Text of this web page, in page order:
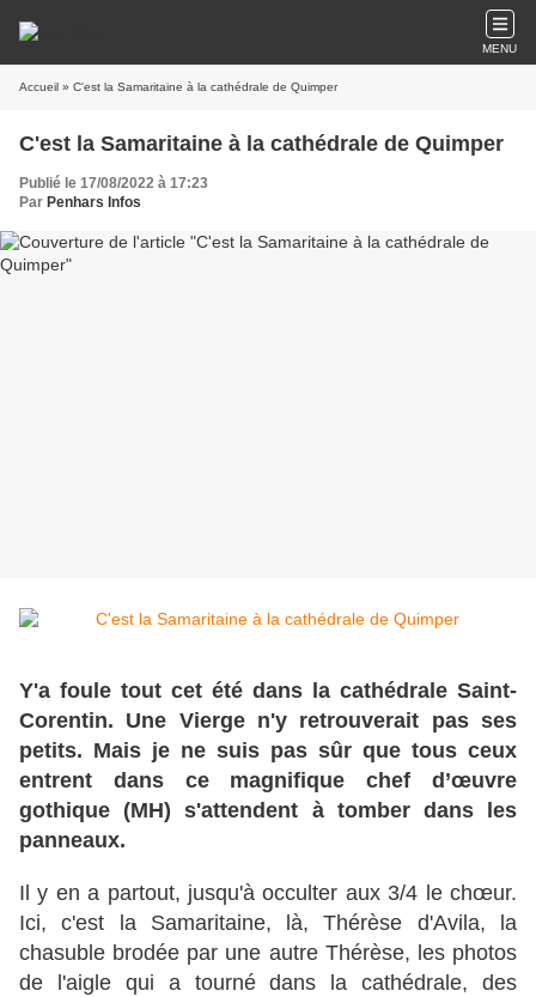
MENU
Accueil » C'est la Samaritaine à la cathédrale de Quimper
C'est la Samaritaine à la cathédrale de Quimper
Publié le 17/08/2022 à 17:23
Par Penhars Infos
Y'a foule tout cet été dans la cathédrale Saint-
Corentin. Une Vierge n'y retrouverait pas ses
petits. Mais je ne suis pas sûr que tous ceux
entrent dans ce magnifique chef d’œuvre
gothique (MH) s'attendent à tomber dans les
panneaux.
Il y en a partout, jusqu'à occulter aux 3/4 le chœur.
Ici, c'est la Samaritaine, là, Thérèse d'Avila, la
chasuble brodée par une autre Thérèse, les photos
de l'aigle qui a tourné dans la cathédrale, des